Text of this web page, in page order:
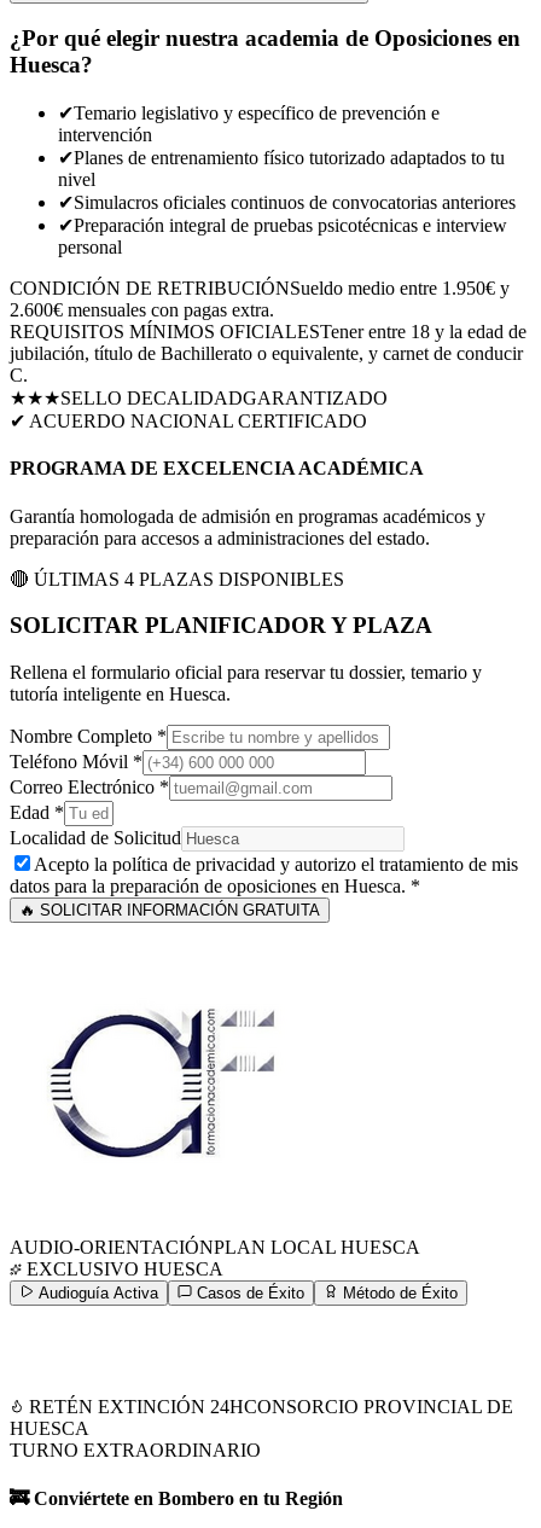
¿Por qué elegir nuestra academia de Oposiciones en
Huesca?
✔Temario legislativo y específico de prevención e
intervención
✔Planes de entrenamiento físico tutorizado adaptados to tu
nivel
✔Simulacros oficiales continuos de convocatorias anteriores
✔Preparación integral de pruebas psicotécnicas e interview
personal
CONDICIÓN DE RETRIBUCIÓNSueldo medio entre 1.950€ y
2.600€ mensuales con pagas extra.
REQUISITOS MÍNIMOS OFICIALESTener entre 18 y la edad de
jubilación, título de Bachillerato o equivalente, y carnet de conducir
C.
★★★SELLO DECALIDADGARANTIZADO
✔ ACUERDO NACIONAL CERTIFICADO
PROGRAMA DE EXCELENCIA ACADÉMICA
Garantía homologada de admisión en programas académicos y
preparación para accesos a administraciones del estado.
🔴 ÚLTIMAS 4 PLAZAS DISPONIBLES
SOLICITAR PLANIFICADOR Y PLAZA
Rellena el formulario oficial para reservar tu dossier, temario y
tutoría inteligente en Huesca.
Nombre Completo *
Teléfono Móvil *
Correo Electrónico *
Edad *
Localidad de Solicitud
Acepto la política de privacidad y autorizo el tratamiento de mis
datos para la preparación de oposiciones en Huesca. *
🔥 SOLICITAR INFORMACIÓN GRATUITA
AUDIO-ORIENTACIÓNPLAN LOCAL HUESCA
EXCLUSIVO HUESCA
Audioguía Activa Casos de Éxito Método de Éxito
RETÉN EXTINCIÓN 24H
HUESCA
🚒 Conviértete en Bombero en tu Región